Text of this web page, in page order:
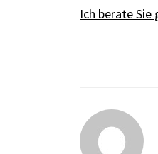
Ich berate